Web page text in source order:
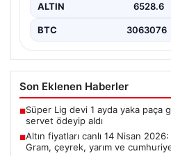
ALTIN 6528.6
BTC 3063076
Son Eklenen Haberler
■Süper Lig devi 1 ayda yaka paça
servet ödeyip aldı
■Altın fiyatları canlı 14 Nisan
Gram, çeyrek, yarım ve